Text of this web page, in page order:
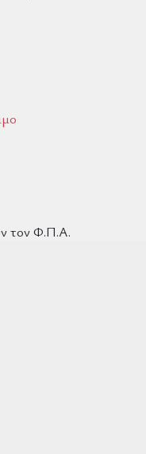
τον Φ.Π.Α.